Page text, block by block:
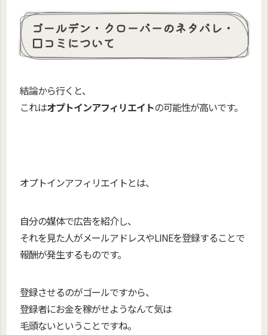
ゴールデン・クローバーのネタバレ・
口コミについて
結論から行くと、
これはオプトインアフィリエイトの可能性が高いです。
オプトインアフィリエイトとは、
自分の媒体で広告を紹介し、
それを見た人がメールアドレスやLINEを登録することで
報酬が発生するものです。
登録させるのがゴールですから、
登録者にお金を稼がせようなんて気は
毛頭ないということですね。